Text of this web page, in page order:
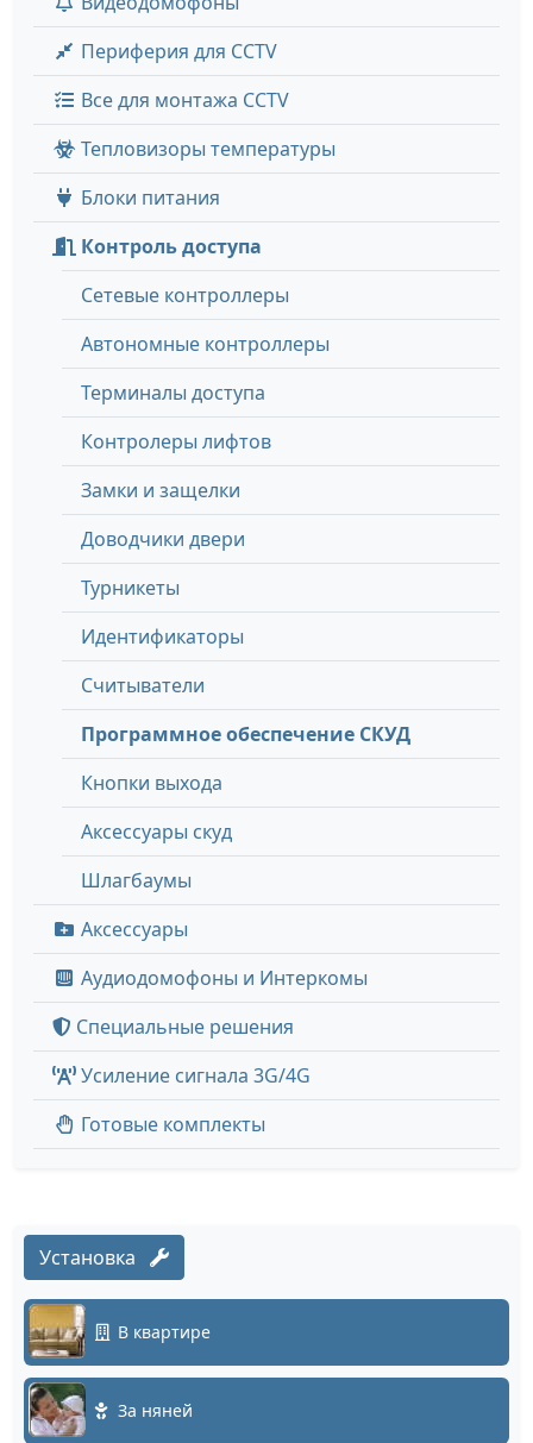
Периферия для CCTV
Все для монтажа CCTV
Тепловизоры температуры
Блоки питания
Контроль доступа
Сетевые контроллеры
Автономные контроллеры
Терминалы доступа
Контролеры лифтов
Замки и защелки
Доводчики двери
Турникеты
Идентификаторы
Считыватели
Программное обеспечение СКУД
Кнопки выхода
Аксессуары скуд
Шлагбаумы
Аксессуары
Аудиодомофоны и Интеркомы
Специальные решения
Усиление сигнала 3G/4G
Готовые комплекты
Установка
В квартире
За няней